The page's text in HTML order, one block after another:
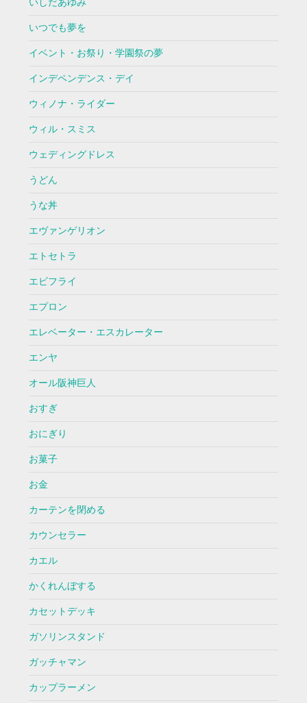
いしだあゆみ
いつでも夢を
イベント・お祭り・学園祭の夢
インデペンデンス・デイ
ウィノナ・ライダー
ウィル・スミス
ウェディングドレス
うどん
うな丼
エヴァンゲリオン
エトセトラ
エビフライ
エプロン
エレベーター・エスカレーター
エンヤ
オール阪神巨人
おすぎ
おにぎり
お菓子
お金
カーテンを閉める
カウンセラー
カエル
かくれんぼする
カセットデッキ
ガソリンスタンド
ガッチャマン
カップラーメン